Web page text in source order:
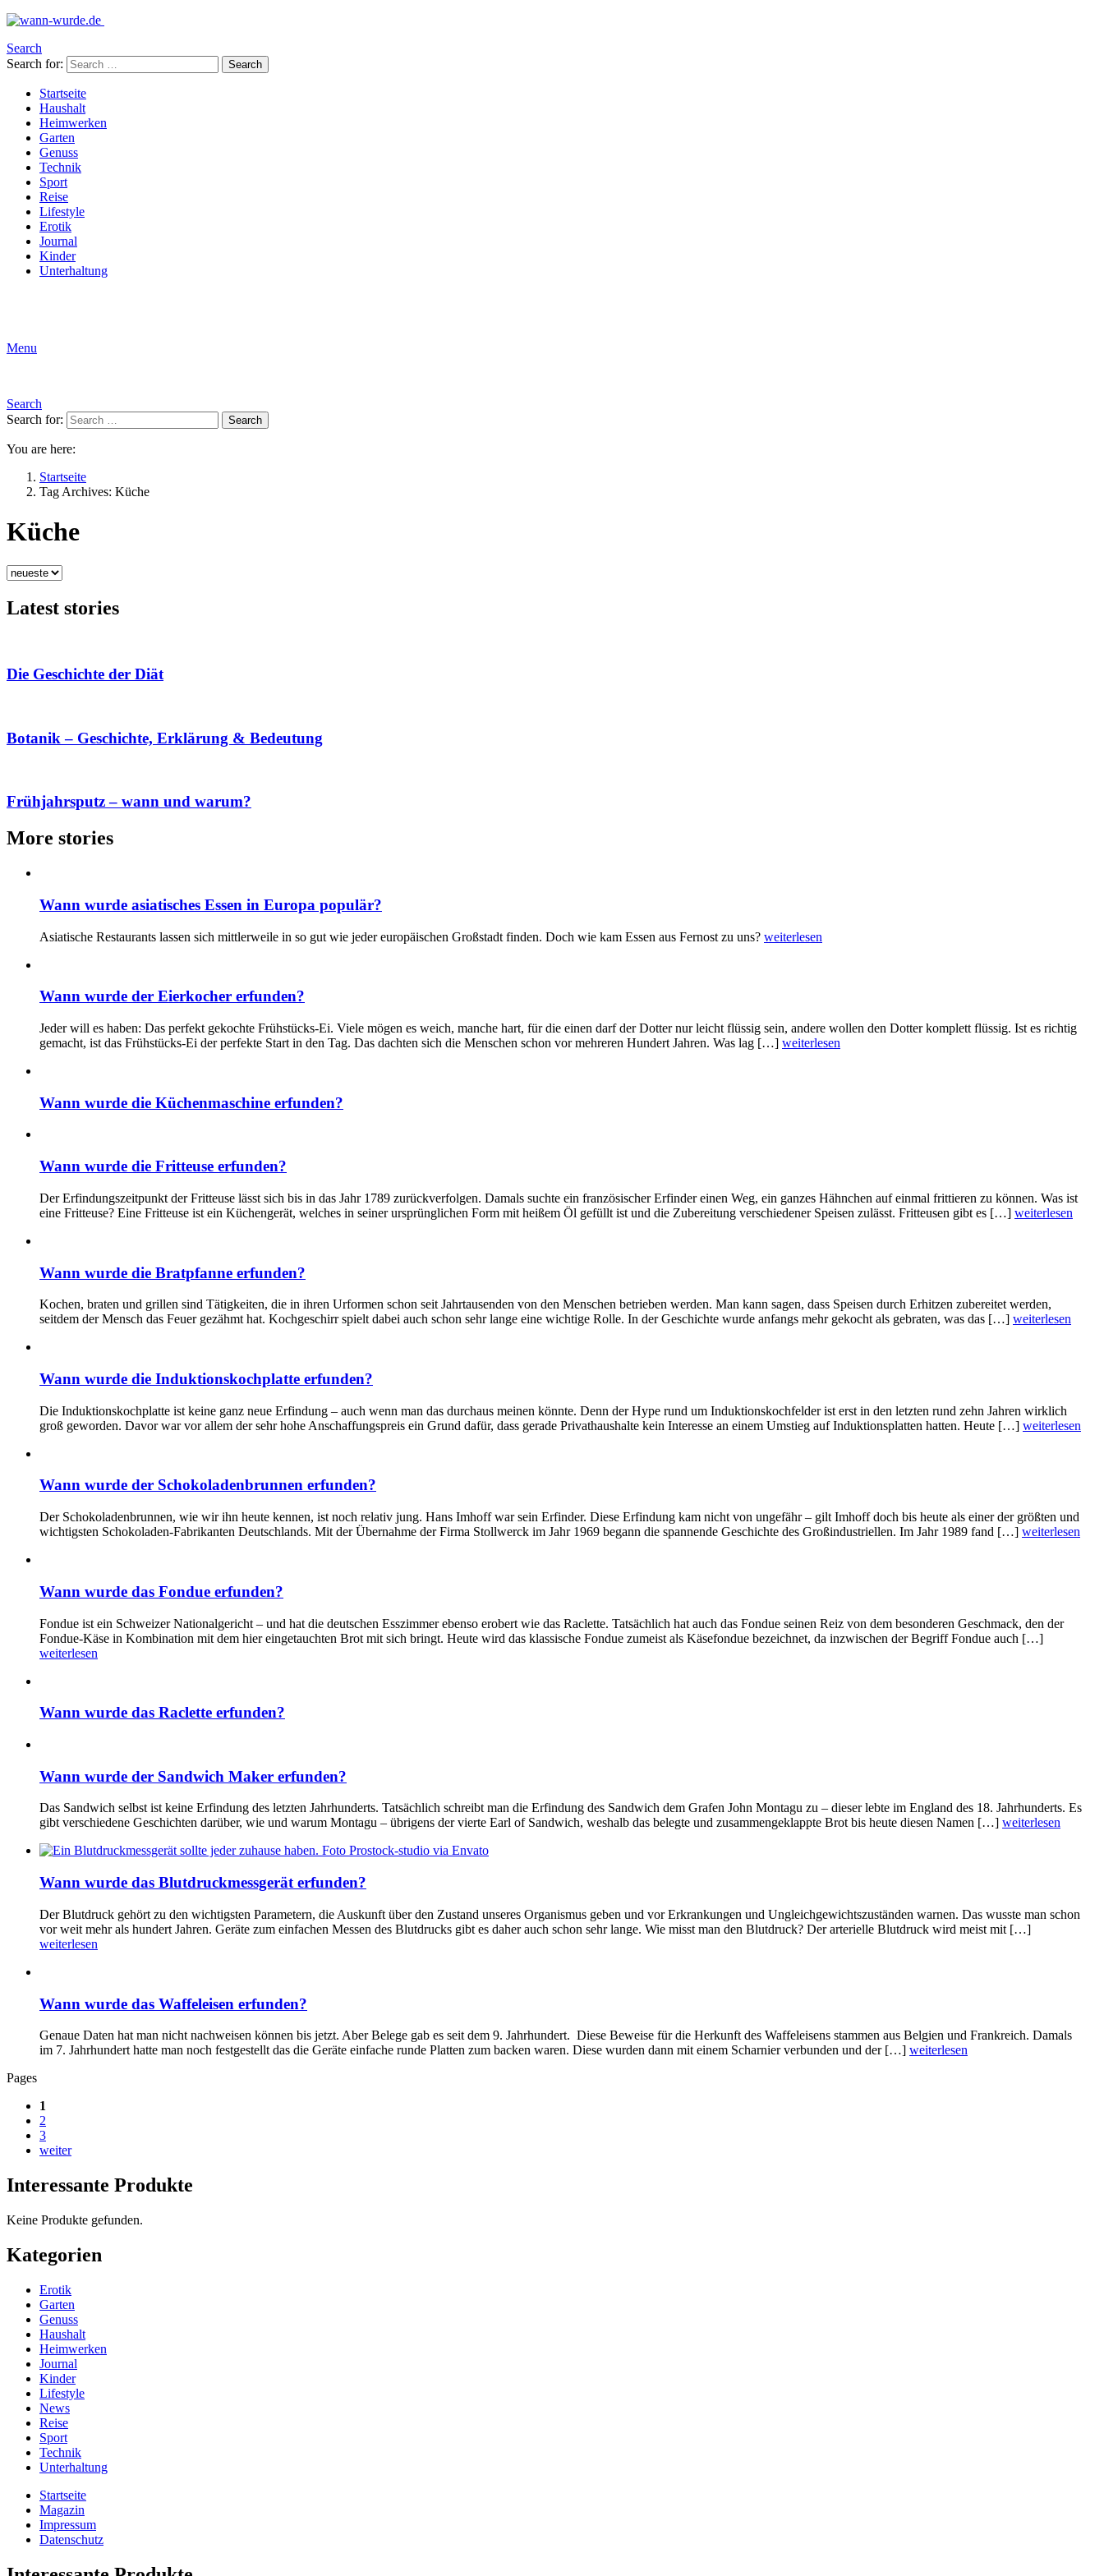
Search
Search for:
Search
Startseite
Haushalt
Heimwerken
Garten
Genuss
Technik
Sport
Reise
Lifestyle
Erotik
Journal
Kinder
Unterhaltung
Menu
Search
Search for:
Search
You are here:
Startseite
Tag Archives: Küche
Küche
Latest stories
Die Geschichte der Diät
Botanik – Geschichte, Erklärung & Bedeutung
Frühjahrsputz – wann und warum?
More stories
Wann wurde asiatisches Essen in Europa populär?
Asiatische Restaurants lassen sich mittlerweile in so gut wie jeder europäischen Großstadt finden. Doch wie kam Essen aus Fernost zu uns? weiterlesen
Wann wurde der Eierkocher erfunden?
Jeder will es haben: Das perfekt gekochte Frühstücks-Ei. Viele mögen es weich, manche hart, für die einen darf der Dotter nur leicht flüssig sein, andere wollen den Dotter komplett flüssig. Ist es richtig
gemacht, ist das Frühstücks-Ei der perfekte Start in den Tag. Das dachten sich die Menschen schon vor mehreren Hundert Jahren. Was lag […] weiterlesen
Wann wurde die Küchenmaschine erfunden?
Wann wurde die Fritteuse erfunden?
Der Erfindungszeitpunkt der Fritteuse lässt sich bis in das Jahr 1789 zurückverfolgen. Damals suchte ein französischer Erfinder einen Weg, ein ganzes Hähnchen auf einmal frittieren zu können. Was ist
eine Fritteuse? Eine Fritteuse ist ein Küchengerät, welches in seiner ursprünglichen Form mit heißem Öl gefüllt ist und die Zubereitung verschiedener Speisen zulässt. Fritteusen gibt es […] weiterlesen
Wann wurde die Bratpfanne erfunden?
Kochen, braten und grillen sind Tätigkeiten, die in ihren Urformen schon seit Jahrtausenden von den Menschen betrieben werden. Man kann sagen, dass Speisen durch Erhitzen zubereitet werden,
seitdem der Mensch das Feuer gezähmt hat. Kochgeschirr spielt dabei auch schon sehr lange eine wichtige Rolle. In der Geschichte wurde anfangs mehr gekocht als gebraten, was das […] weiterlesen
Wann wurde die Induktionskochplatte erfunden?
Die Induktionskochplatte ist keine ganz neue Erfindung – auch wenn man das durchaus meinen könnte. Denn der Hype rund um Induktionskochfelder ist erst in den letzten rund zehn Jahren wirklich
groß geworden. Davor war vor allem der sehr hohe Anschaffungspreis ein Grund dafür, dass gerade Privathaushalte kein Interesse an einem Umstieg auf Induktionsplatten hatten. Heute […] weiterlesen
Wann wurde der Schokoladenbrunnen erfunden?
Der Schokoladenbrunnen, wie wir ihn heute kennen, ist noch relativ jung. Hans Imhoff war sein Erfinder. Diese Erfindung kam nicht von ungefähr – gilt Imhoff doch bis heute als einer der größten und
wichtigsten Schokoladen-Fabrikanten Deutschlands. Mit der Übernahme der Firma Stollwerck im Jahr 1969 begann die spannende Geschichte des Großindustriellen. Im Jahr 1989 fand […] weiterlesen
Wann wurde das Fondue erfunden?
Fondue ist ein Schweizer Nationalgericht – und hat die deutschen Esszimmer ebenso erobert wie das Raclette. Tatsächlich hat auch das Fondue seinen Reiz von dem besonderen Geschmack, den der
Fondue-Käse in Kombination mit dem hier eingetauchten Brot mit sich bringt. Heute wird das klassische Fondue zumeist als Käsefondue bezeichnet, da inzwischen der Begriff Fondue auch […]
weiterlesen
Wann wurde das Raclette erfunden?
Wann wurde der Sandwich Maker erfunden?
Das Sandwich selbst ist keine Erfindung des letzten Jahrhunderts. Tatsächlich schreibt man die Erfindung des Sandwich dem Grafen John Montagu zu – dieser lebte im England des 18. Jahrhunderts. Es
gibt verschiedene Geschichten darüber, wie und warum Montagu – übrigens der vierte Earl of Sandwich, weshalb das belegte und zusammengeklappte Brot bis heute diesen Namen […] weiterlesen
Wann wurde das Blutdruckmessgerät erfunden?
Der Blutdruck gehört zu den wichtigsten Parametern, die Auskunft über den Zustand unseres Organismus geben und vor Erkrankungen und Ungleichgewichtszuständen warnen. Das wusste man schon
vor weit mehr als hundert Jahren. Geräte zum einfachen Messen des Blutdrucks gibt es daher auch schon sehr lange. Wie misst man den Blutdruck? Der arterielle Blutdruck wird meist mit […]
weiterlesen
Wann wurde das Waffeleisen erfunden?
Genaue Daten hat man nicht nachweisen können bis jetzt. Aber Belege gab es seit dem 9. Jahrhundert. Diese Beweise für die Herkunft des Waffeleisens stammen aus Belgien und Frankreich. Damals
im 7. Jahrhundert hatte man noch festgestellt das die Geräte einfache runde Platten zum backen waren. Diese wurden dann mit einem Scharnier verbunden und der […] weiterlesen
Pages
1
2
3
weiter
Interessante Produkte
Keine Produkte gefunden.
Kategorien
Erotik
Garten
Genuss
Haushalt
Heimwerken
Journal
Kinder
Lifestyle
News
Reise
Sport
Technik
Unterhaltung
Startseite
Magazin
Impressum
Datenschutz